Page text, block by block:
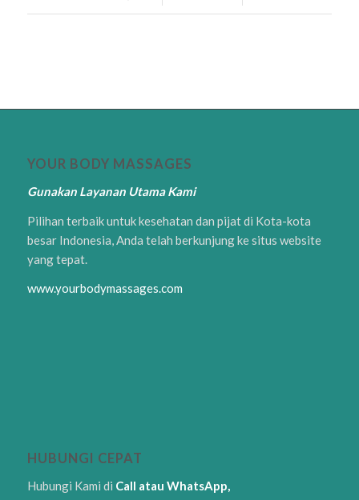
YOUR BODY MASSAGES
Gunakan Layanan Utama Kami
Pilihan terbaik untuk kesehatan dan pijat di Kota-kota
besar Indonesia, Anda telah berkunjung ke situs website
yang tepat.
www.yourbodymassages.com
HUBUNGI CEPAT
Hubungi Kami di Call atau WhatsApp,